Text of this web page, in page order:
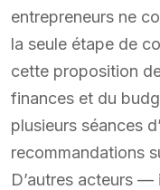
entrepreneurs ne
la seule étape de
cette proposition
finances et du
plusieurs séances
recommandations
D’autres acteurs